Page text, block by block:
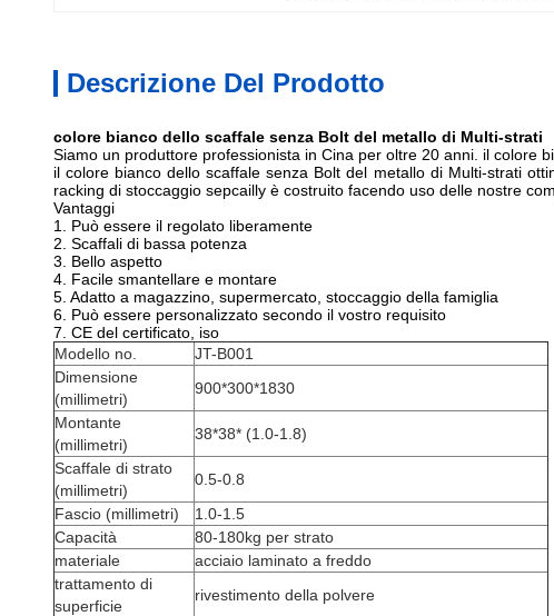
Descrizione Del Prodotto
colore bianco dello scaffale senza Bolt del metallo di Multi-strati
Siamo un produttore professionista in Cina per oltre 20 anni. il colore
il colore bianco dello scaffale senza Bolt del metallo di Multi-strati
racking di stoccaggio sepcailly è costruito facendo uso delle nostre
Vantaggi
1. Può essere il regolato liberamente
2. Scaffali di bassa potenza
3. Bello aspetto
4. Facile smantellare e montare
5. Adatto a magazzino, supermercato, stoccaggio della famiglia
6. Può essere personalizzato secondo il vostro requisito
7. CE del certificato, iso
Modello no.
JT-B001
Dimensione
(millimetri)
900*300*1830
Montante
(millimetri)
38*38* (1.0-1.8)
Scaffale di strato
(millimetri)
0.5-0.8
Fascio (millimetri)
1.0-1.5
Capacità
80-180kg per strato
materiale
acciaio laminato a freddo
trattamento di
superficie
rivestimento della polvere